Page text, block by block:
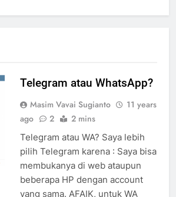
Telegram atau WhatsApp?
Masim Vavai Sugianto
11 years
ago
2 2 mins
Telegram atau WA? Saya lebih
pilih Telegram karena : Saya bisa
membukanya di web ataupun
beberapa HP dengan account
yang sama. AFAIK, untuk WA